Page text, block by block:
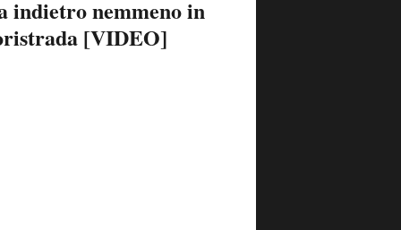
indietro nemmeno in
[VIDEO]